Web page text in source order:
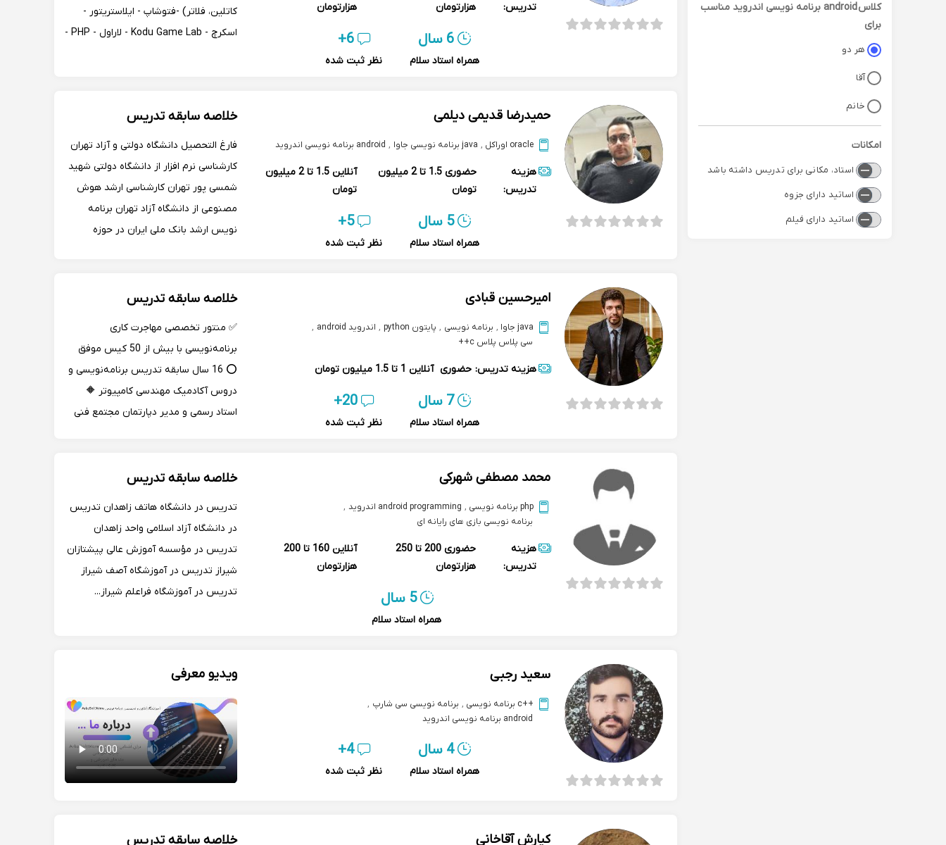
کلاسandroid برنامه نویسی اندروید
مناسب
برای
هر دو
آقا
خانم
امکانات
استاد، مکانی برای تدریس داشته باشد
اساتید دارای جزوه
اساتید دارای فیلم
تدریس:
هزارتومان
هزارتومان
6 سال
همراه استاد سلام
6+
نظر ثبت شده
کاتلین، فلاتر) -فتوشاپ - ایلاستریتور -
اسکرچ - Kodu Game Lab - لاراول - PHP -
حمیدرضا قدیمی دیلمی
oracle اوراکل , java برنامه نویسی جاوا , android برنامه نویسی اندروید
هزینه
تدریس:
حضوری
1.5 تا 2 میلیون
تومان
آنلاین
1.5 تا 2 میلیون
تومان
5 سال
همراه استاد سلام
5+
نظر ثبت شده
خلاصه سابقه تدریس
فارغ التحصیل دانشگاه دولتی و آزاد تهران
کارشناسی نرم افزار از دانشگاه دولتی شهید
شمسی پور تهران کارشناسی ارشد هوش
مصنوعی از دانشگاه آزاد تهران برنامه
نویس ارشد بانک ملی ایران در حوزه
نویسی و مشاوره و تدریس در اروپا
امیرحسین قبادی
java جاوا , برنامه نویسی , پایتون python , اندروید android
,
سی پلاس پلاس c++
هزینه تدریس: حضوری آنلاین 1 تا 1.5 میلیون تومان
7 سال
همراه استاد سلام
20+
نظر ثبت شده
خلاصه سابقه تدریس
✅ منتور تخصصی مهاجرت کاری
برنامه‌نویسی با بیش از 50 کیس موفق
⭕ 16 سال سابقه تدریس برنامه‌نویسی و
دروس آکادمیک مهندسی کامپیوتر 🔶
استاد رسمی و مدیر دپارتمان مجتمع فنی
فارغ‌التحصیل مهندسی نرم‌افزار دانشگاه
محمد مصطفی شهرکی
php برنامه نویسی , android programming اندروید
,
برنامه نویسی بازی های رایانه ای
هزینه
تدریس:
حضوری
200 تا 250
هزارتومان
آنلاین
160 تا 200
هزارتومان
5 سال
همراه استاد سلام
خلاصه سابقه تدریس
تدریس در دانشگاه هاتف زاهدان تدریس
در دانشگاه آزاد اسلامی واحد زاهدان
تدریس در مؤسسه آموزش عالی پیشتازان
شیراز تدریس در آموزشگاه آصف شیراز
تدریس در آموزشگاه فراعلم شیراز...
سعید رجبی
++c برنامه نویسی , برنامه نویسی سی شارپ ,
android برنامه نویسی اندروید
4 سال
همراه استاد سلام
4+
نظر ثبت شده
ویدیو معرفی
کیارش آقاخانی خلاصه سابقه تدریس